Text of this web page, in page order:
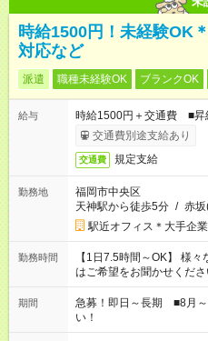
時給1500円！未経験OK
対応など
派遣 職種未経験OK ブランクOK
給与
時給1500円＋交通費 ■
交通費別途支給あり
交通費 規定支給
勤務地
福岡市中央区
天神駅から徒歩5分 / 赤
駅近オフィス＊大手企業
勤務時間
【1日7.5時間～OK】 様
はご希望をお聞かせください！ ＜その他シフト例＞
17：00 11：00～20：00
期間
急募！即日～長期 ■8月～
い！